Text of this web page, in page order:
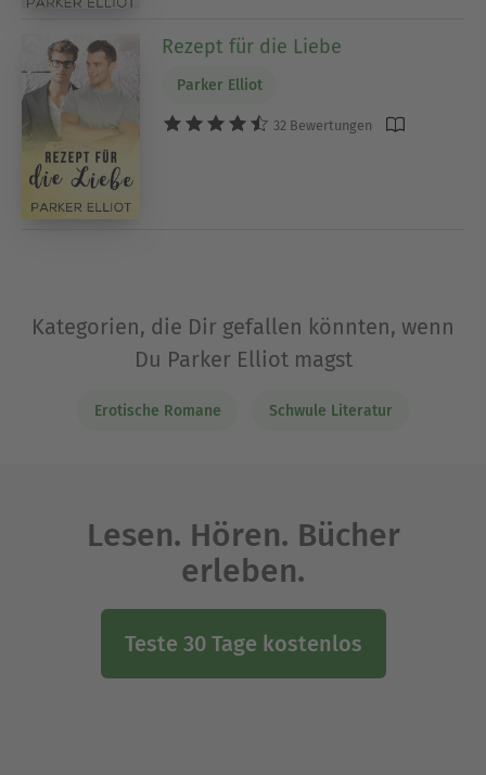
Rezept für die Liebe
Parker Elliot
32 Bewertungen
Kategorien, die Dir gefallen könnten, wenn
Du Parker Elliot magst
Erotische Romane Schwule Literatur
Lesen. Hören. Bücher
erleben.
Teste 30 Tage kostenlos